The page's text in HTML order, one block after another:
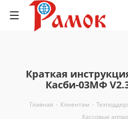
Краткая
Касби-03МФ
Главная - Клиентам -
Кассовые